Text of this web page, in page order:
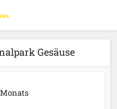
Gesäuse